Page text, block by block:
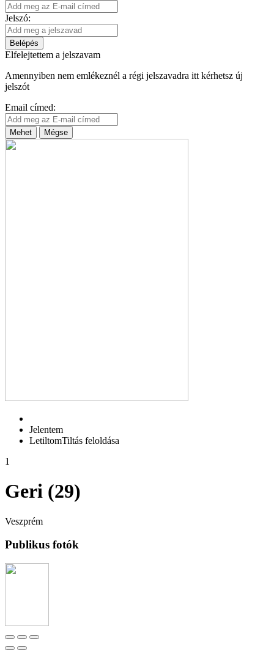
Jelszó:
Belépés
Elfelejtettem a jelszavam
Amennyiben nem emlékeznél a régi jelszavadra itt kérhetsz új
jelszót
Email címed:
Mehet Mégse
Jelentem
LetiltomTiltás feloldása
1
Geri (29)
Veszprém
Publikus fotók